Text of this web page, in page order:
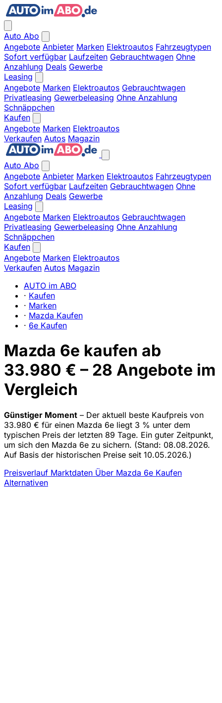
Auto Abo
Angebote Anbieter Marken Elektroautos Fahrzeugtypen
Sofort verfügbar Laufzeiten Gebrauchtwagen Ohne
Anzahlung Deals Gewerbe
Leasing
Angebote Marken Elektroautos Gebrauchtwagen
Privatleasing Gewerbeleasing Ohne Anzahlung
Schnäppchen
Kaufen
Angebote Marken Elektroautos
Verkaufen Autos Magazin
Auto Abo
Angebote Anbieter Marken Elektroautos Fahrzeugtypen
Sofort verfügbar Laufzeiten Gebrauchtwagen Ohne
Anzahlung Deals Gewerbe
Leasing
Angebote Marken Elektroautos Gebrauchtwagen
Privatleasing Gewerbeleasing Ohne Anzahlung
Schnäppchen
Kaufen
Angebote Marken Elektroautos
Verkaufen Autos Magazin
AUTO im ABO
· Kaufen
· Marken
· Mazda Kaufen
· 6e Kaufen
Mazda 6e kaufen ab
33.980 € – 28 Angebote im
Vergleich
Günstiger Moment – Der aktuell beste Kaufpreis von
33.980 € für einen Mazda 6e liegt 3 % unter dem
typischen Preis der letzten 89 Tage. Ein guter Zeitpunkt,
um sich den Mazda 6e zu sichern. (Stand: 08.08.2026.
Auf Basis der historischen Preise seit 10.05.2026.)
Preisverlauf Marktdaten Über Mazda 6e Kaufen
Alternativen